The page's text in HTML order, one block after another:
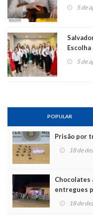
5 de
5 de
POPULAR
Prisão por
18 de
Chocolates
entregues
Noel 18 de